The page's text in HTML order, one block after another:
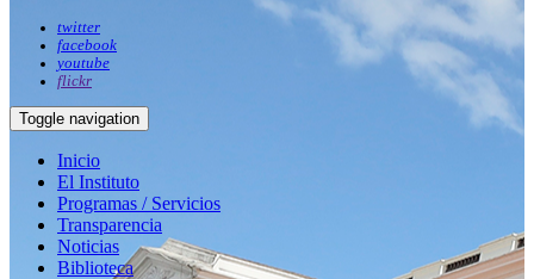
twitter
facebook
youtube
flickr
Toggle navigation
Inicio
El Instituto
Programas / Servicios
Transparencia
Noticias
Biblioteca